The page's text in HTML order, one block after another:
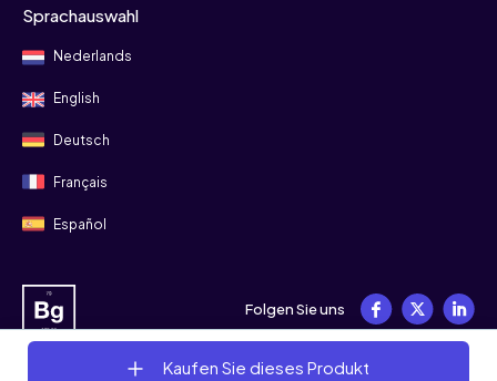
Sprachauswahl
Nederlands
English
Deutsch
Français
Español
Folgen Sie uns
Kaufen Sie dieses Produkt